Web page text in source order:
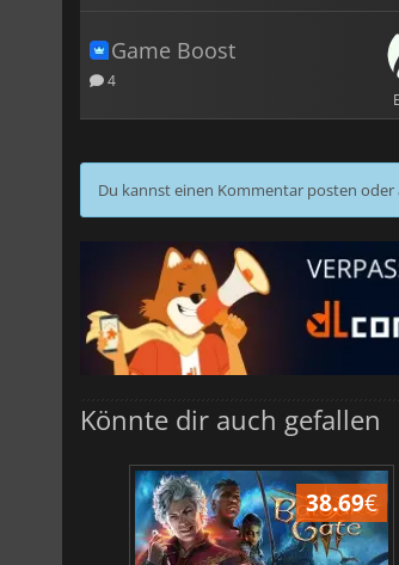
Game Boost
4
Du kannst einen Kommentar posten
Könnte dir auch gefallen
38.69€